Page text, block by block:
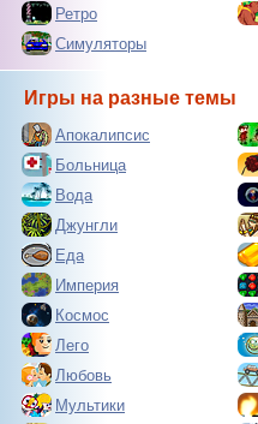
Ретро
Симуляторы
Игры на разные темы
Апокалипсис
Больница
Вода
Джунгли
Еда
Империя
Космос
Лего
Любовь
Мультики